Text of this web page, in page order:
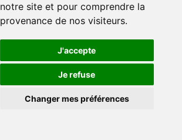
notre site et pour comprendre la
provenance de nos visiteurs.
J'accepte
Je refuse
Changer mes préférences